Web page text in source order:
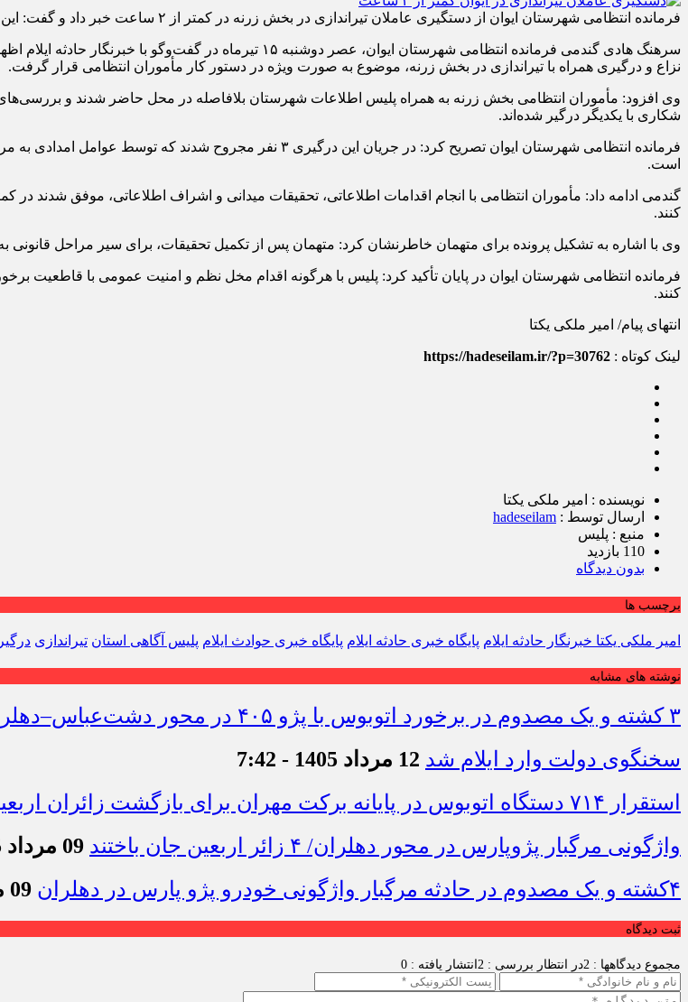
فرمانده انتظامی شهرستان ایوان از دستگیری عاملان تیراندازی در بخش زرنه در کمتر از ۲ ساعت خبر داد و گفت: این درگیری که بر سر اختلافات ملکی و خصومت شخصی رخ داد، ۳ مجروح برجای گذاشت.
نزاع و درگیری همراه با تیراندازی در بخش زرنه، موضوع به صورت ویژه در دستور کار مأموران انتظامی قرار گرفت.
شکاری با یکدیگر درگیر شده‌اند.
فرمانده انتظامی شهرستان ایوان تصریح کرد: در جریان این درگیری
است.
کنند.
وی با اشاره به تشکیل پرونده برای متهمان خاطرنشان کرد: متهمان پس از تکمیل تحقیقات، برای سیر مراحل
فرمانده انتظامی شهرستان ایوان در پایان تأکید کرد: پلیس با هرگونه اقدام مخل نظم و امنیت عمومی با قاطعیت
کنند.
انتهای پیام/ امیر ملکی یکتا
لینک کوتاه : https://hadeseilam.ir/?p=30762
نویسنده : امیر ملکی یکتا
ارسال توسط : hadeseilam
منبع : پلیس
110 بازدید
بدون دیدگاه
برچسب ها
امیر ملکی یکتا خبرنگار حادثه ایلام پایگاه خبری حادثه ایلام پایگاه خبری حوادث ایلام پلیس آگاهی استان تیراندازی
نوشته های مشابه
۳ کشته و یک مصدوم در برخورد اتوبوس با پژو ۴۰۵ در محور دشت‌عباس–دهلران
سخنگوی دولت وارد ایلام شد 12 مرداد 1405 - 7:42
استقرار ۷۱۴ دستگاه اتوبوس در پایانه برکت مهران برای بازگشت زائران اربعین+تصاویر
واژگونی مرگبار پژوپارس در محور دهلران/ ۴ زائر اربعین جان باختند
09 مرداد 1405 - 9:22
۴کشته و یک مصدوم در حادثه مرگبار واژگونی خودرو پژو پارس در دهلران
09 مرداد 1405 - 9:11
ثبت دیدگاه
مجموع دیدگاهها : 2 در انتظار بررسی : 2 انتشار یافته : 0